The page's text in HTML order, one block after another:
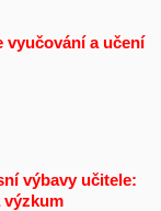
a učení
výbavy učitele:
výzkum